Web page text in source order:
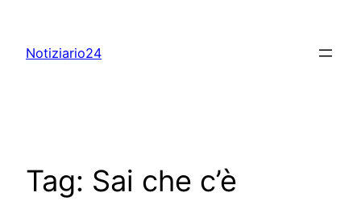
content
Notiziario24
Tag: Sai che c’è